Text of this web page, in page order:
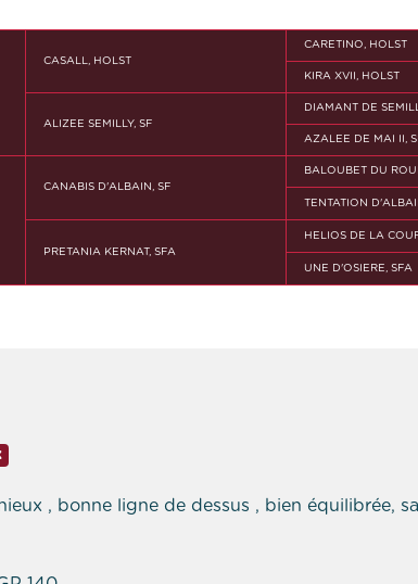
CASALL, HOLST
CARETINO, HOLST
KIRA XVII, HOLST
ALIZEE SEMILLY, SF
DIAMANT DE
AZALEE DE MAI II,
CANABIS D'ALBAIN, SF
BALOUBET DU
TENTATION
PRETANIA KERNAT, SFA
HELIOS DE LA
UNE D'OSIERE, SFA
, bonne ligne de dessus , bien équilibrée,